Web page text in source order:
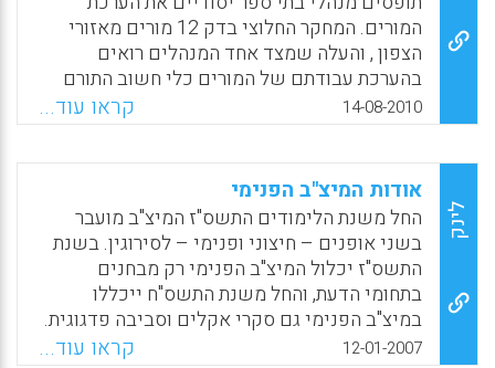
למורכבות הסוגיה של המצאות הכותבים על
"הגדר". (עפרה ענבר, גילה ווגל, טלי זייגר ועבד
אלפתח נאסר ).
WhatsApp
Facebook
Email
X
המורים. המחקר החלוצי בדק 12 מורים מאזורי
הצפון , והעלה שמצד אחד המנהלים רואים
בהערכת עבודתם של המורים כלי חשוב התורם
להתפתחות המקצועית של המורים, לאיכות
ההוראה ולהישגי התלמידים, אך מצד אחר
ההערכה שמנהלים רבים נותנים היא חד-כיוונית
ולא מקצועית. המחקר מראה שאת עיקר העדויות
על ביצועי המורים אוספים המנהלים עצמם, והם
"מרבים להשתמש בהערכה סמויה מניפולטיבית,
אינטואיטיבית ומזדמנת וממעטים להשתמש
בתהליכי הערכה שיתופיים , עקביים ושיטתיים ,
הכוללים כלים ותבחינים מובנים , תקפים
ומהימנים". ד"ר קורלנד קובעת כי מניתוח פעולות
ההערכה שעליהן דיווחו המנהלים עולה "מנהיגות
14-08-2010 קראו עוד...
לינק
אודות המיצ"ב הפנימי
החל משנת הלימודים התשס"ז המיצ"ב מועבר
בשני אופנים – חיצוני ופנימי – לסירוגין. בשנת
התשס"ז יכלול המיצ"ב הפנימי רק מבחנים
בתחומי הדעת, והחל משנת התשס"ח ייכללו
במיצ"ב הפנימי גם סקרי אקלים וסביבה פדגוגית.
לפי מתכונת חדשה זו ישתתף כל בית-ספר פעם
12-01-2007 קראו עוד...